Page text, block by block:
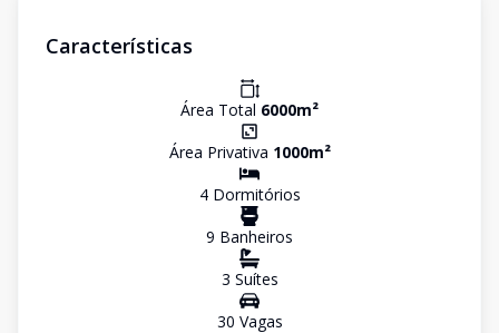
Características
Área Total 6000m²
Área Privativa 1000m²
4Dormitórios
9 Banheiros
3 Suítes
30 Vagas